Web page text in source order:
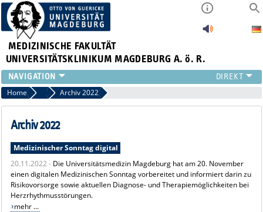
MEDIZINISCHE FAKULTÄT
UNIVERSITÄTSKLINIKUM MAGDEBURG A. ö. R.
INSTITUTE
KLINIKEN
ZENTRALE EINRICHTUNGEN
PRESSE
ÜBER UNS
INTERNATIONAL
INTRANET
Home Archiv News
Archiv 2022
Archiv 2022
Medizinischer Sonntag digital
20.11.2022 - Die Universitätsmedizin Magdeburg hat am 20. November
einen digitalen Medizinischen Sonntag vorbereitet und informiert darin zu
Risikovorsorge sowie aktuellen Diagnose- und Therapiemöglichkeiten bei
Herzrhythmusstörungen.
mehr ...